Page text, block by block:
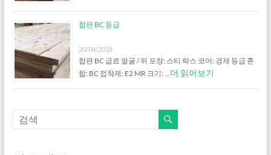
합판 BC 등급
20/04/2018
합판 BC 급료 얼굴 / 뒤 포장: 스티 락스 코어: 경재 등급 혼
합: BC 접착제: E2 MR 크기: … 더 읽어보기